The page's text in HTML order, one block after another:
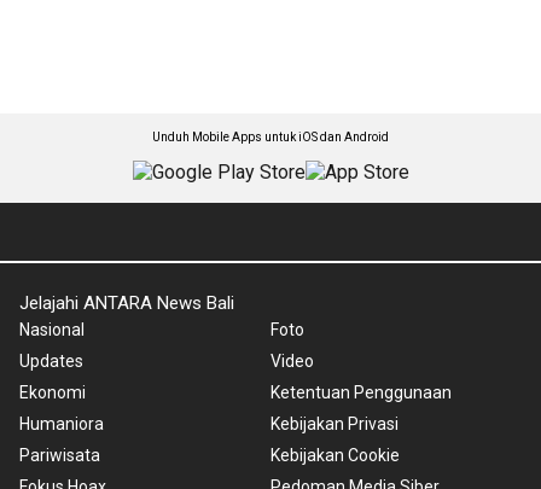
Unduh Mobile Apps untuk iOS dan Android
Jelajahi ANTARA News Bali
Nasional
Updates
Ekonomi
Humaniora
Pariwisata
Foto
Video
Ketentuan Penggunaan
Kebijakan Privasi
Kebijakan Cookie